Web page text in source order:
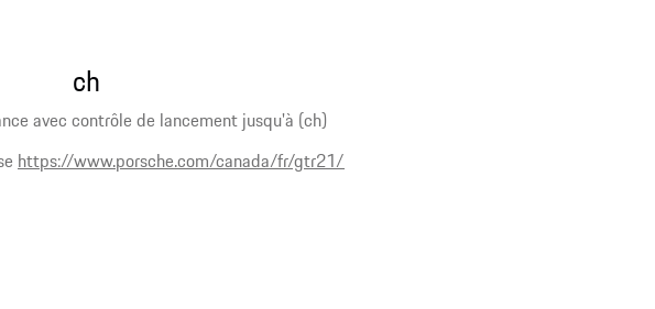
avec contrôle de lancement jusqu'à (ch)
https://www.porsche.com/canada/fr/gtr21/
ch